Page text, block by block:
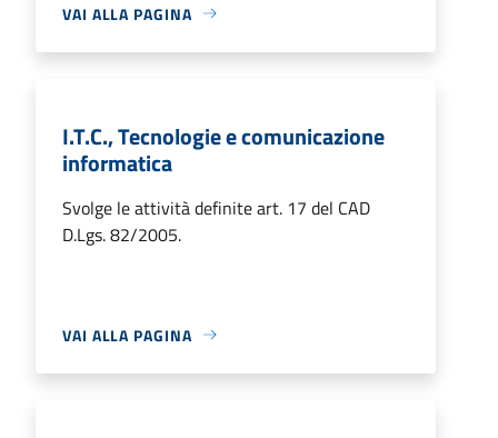
VAI ALLA PAGINA
I.T.C., Tecnologie e comunicazione
informatica
Svolge le attività definite art. 17 del CAD
D.Lgs. 82/2005.
VAI ALLA PAGINA